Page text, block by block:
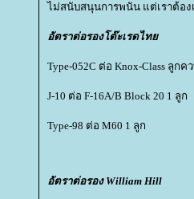
ไม่สนับสนุนการพนัน แต่เราต้อ
อัตราต่อรองโต๊ะเรดไท
Type-052C ต่อ Knox-Class ลูกค
J-10 ต่อ F-16A/B Block 20 1 ลูก
Type-98 ต่อ M60 1 ลูก
อัตราต่อรอง William Hill